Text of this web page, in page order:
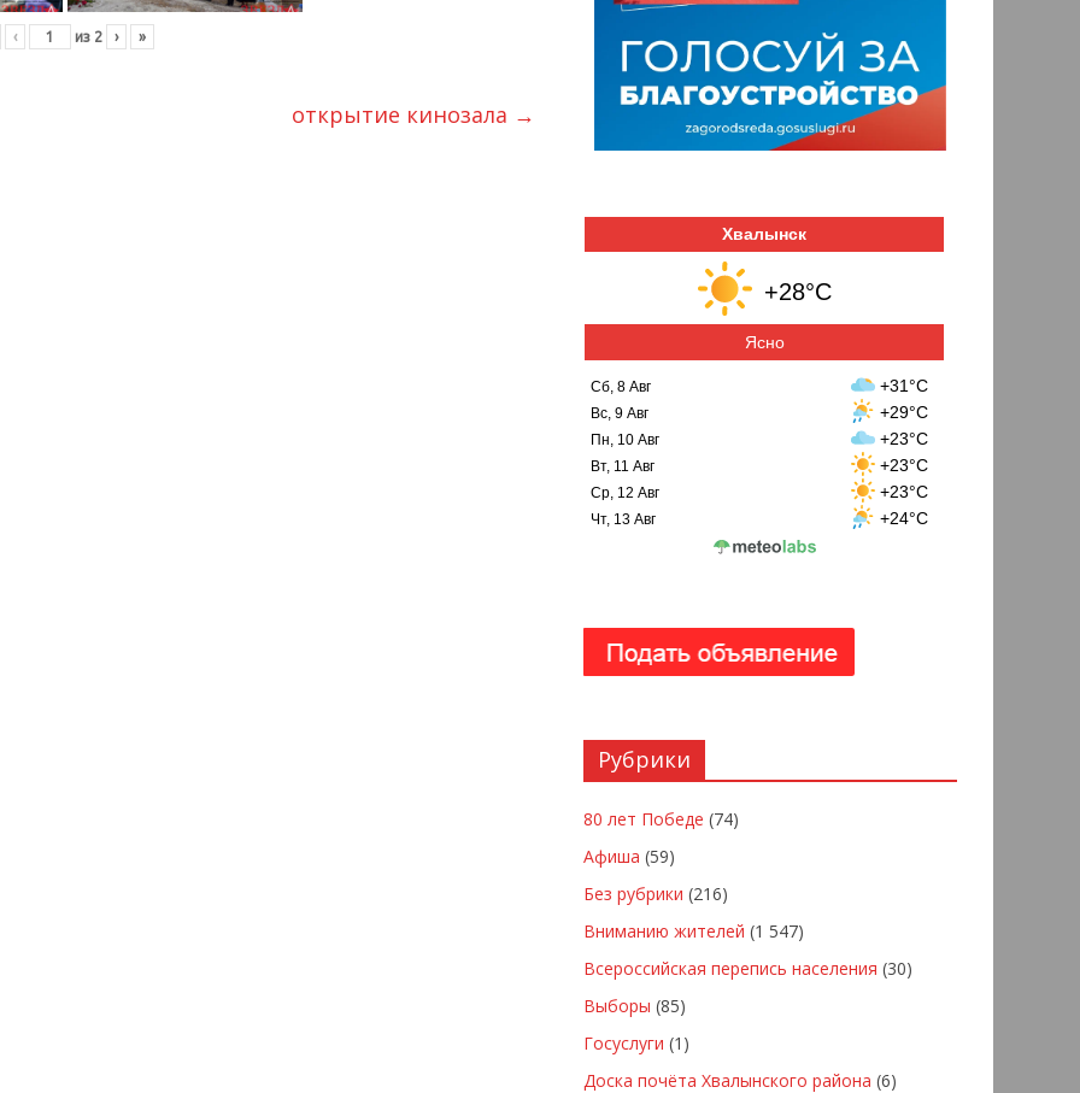
‹ из 2 › »
открытие кинозала →
Хвалынск
+28°C
Ясно
Сб, 8 Авг +31°C
Вс, 9 Авг +29°C
Пн, 10 Авг +23°C
Вт, 11 Авг +23°C
Ср, 12 Авг +23°C
Чт, 13 Авг +24°C
Рубрики
80 лет Победе (74)
Афиша (59)
Без рубрики (216)
Вниманию жителей (1 547)
Всероссийская перепись населения (30)
Выборы (85)
Госуслуги (1)
Доска почёта Хвалынского района (6)